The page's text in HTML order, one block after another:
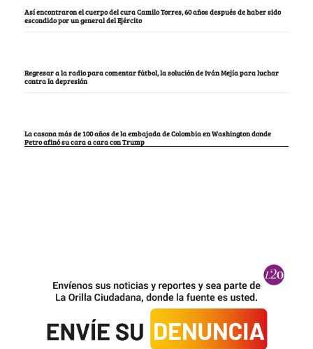
Así encontraron el cuerpo del cura Camilo Torres, 60 años después de haber sido
escondido por un general del Ejército
Regresar a la radio para comentar fútbol, la solución de Iván Mejía para luchar
contra la depresión
La casona más de 100 años de la embajada de Colombia en Washington donde
Petro afinó su cara a cara con Trump